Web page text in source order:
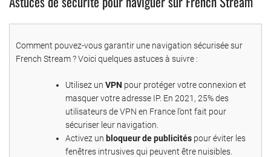
Comment pouvez-vous garantir une navigation sécurisée sur
French Stream ? Voici quelques astuces à suivre :
Utilisez un VPN pour protéger votre connexion et
masquer votre adresse IP. En 2021, 25% des
utilisateurs de VPN en France l’ont fait pour
sécuriser leur navigation.
Activez un bloqueur de publicités pour éviter les
fenêtres intrusives qui peuvent être nuisibles.